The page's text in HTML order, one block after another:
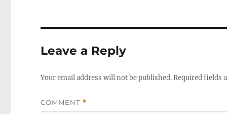
Leave a Reply
Your email address will not be published.Required fields
COMMENT *